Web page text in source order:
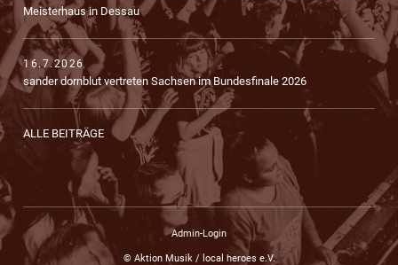
Meisterhaus in Dessau
16.7.2026
sander dornblut vertreten Sachsen im Bundesfinale 2026
ALLE BEITRÄGE
Admin-Login
© Aktion Musik / local heroes e.V.